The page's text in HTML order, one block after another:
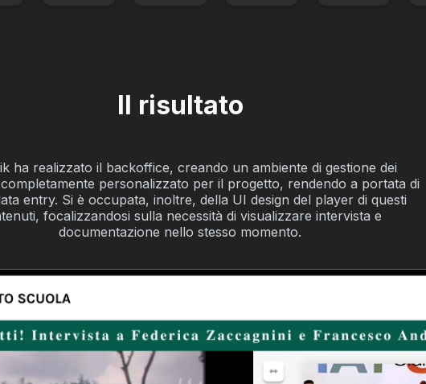
Il risultato
ha realizzato il backoffice, creando un ambiente di gestione dei
personalizzato per il progetto, rendendo a portata di
entry. Si è occupata, inoltre, della UI design del player di questi
focalizzandosi sulla necessità di visualizzare intervista e
documentazione nello stesso momento.